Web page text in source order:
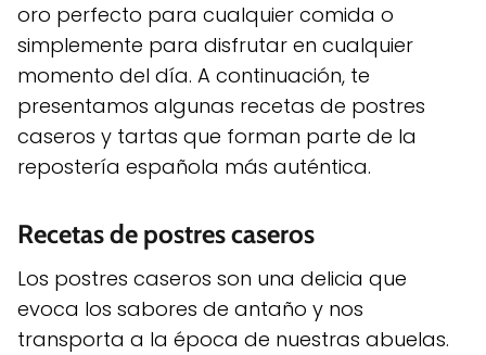
oro perfecto para cualquier comida o
simplemente para disfrutar en cualquier
momento del día. A continuación, te
presentamos algunas recetas de postres
caseros y tartas que forman parte de la
repostería española más auténtica.
Recetas de postres caseros
Los postres caseros son una delicia que
evoca los sabores de antaño y nos
transporta a la época de nuestras abuelas.